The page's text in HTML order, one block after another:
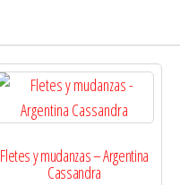
Fletes y mudanzas – Argentina
Cassandra